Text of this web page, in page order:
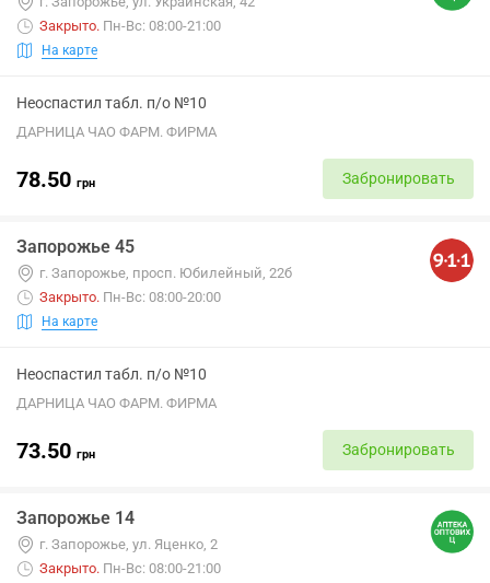
Закрыто. Пн-Вс: 08:00-21:00
На карте
Неоспастил табл. п/о №10
ДАРНИЦА ЧАО ФАРМ. ФИРМА
78.50 грн Забронировать
Запорожье 45
г. Запорожье, просп. Юбилейный, 22б
Закрыто. Пн-Вс: 08:00-20:00
На карте
Неоспастил табл. п/о №10
ДАРНИЦА ЧАО ФАРМ. ФИРМА
73.50 грн Забронировать
Запорожье 14
г. Запорожье, ул. Яценко, 2
Закрыто. Пн-Вс: 08:00-21:00